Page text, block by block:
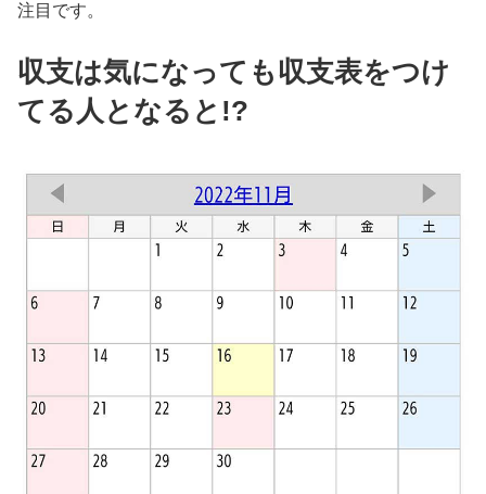
注目です。
収支は気になっても収支表をつけ
てる人となると!?